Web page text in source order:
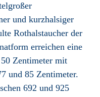
und kurzhalsiger
Rothalstaucher der
erreichen eine
Zentimeter mit
und 85 Zentimeter.
692 und 925